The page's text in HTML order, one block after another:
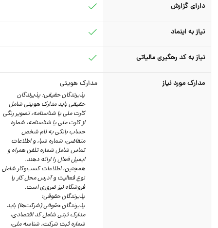
دارای گزارش
نیاز به اینماد
نیاز به کد رهگیری مالیاتی
مدارک مورد نیاز مدارک هویتی
پذیرندگان حقیقی: پذیرندگان
حقیقی باید مدارک هویتی شامل
کارت ملی یا شناسنامه، تصویر رنگی
از کارت ملی یا شناسنامه، شماره
حساب بانکی به نام شخص
متقاضی، شماره شبا، و اطلاعات
تماس شامل شماره تلفن همراه و
ایمیل فعال را ارائه دهند.
همچنین، اطلاعات کسب‌وکار شامل
نوع فعالیت و آدرس محل کار یا
فروشگاه نیز ضروری است.
پذیرندگان حقوقی:
پذیرندگان حقوقی (شرکت‌ها) باید
مدارک ثبتی شامل کد اقتصادی،
شماره ثبت شرکت، شناسه ملی،